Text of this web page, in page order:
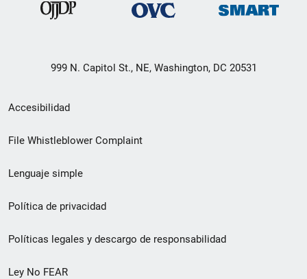
999 N. Capitol St., NE, Washington, DC 20531
Menú
de
de
pie
de
página
Accesibilidad
File Whistleblower Complaint
Lenguaje simple
Política de privacidad
Políticas legales y descargo de responsabilidad
Ley No FEAR